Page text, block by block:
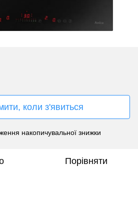
коли з'явиться
накопичувальної знижки
Порівняти